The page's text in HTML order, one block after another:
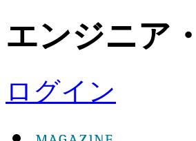
エンジニア
ログイン